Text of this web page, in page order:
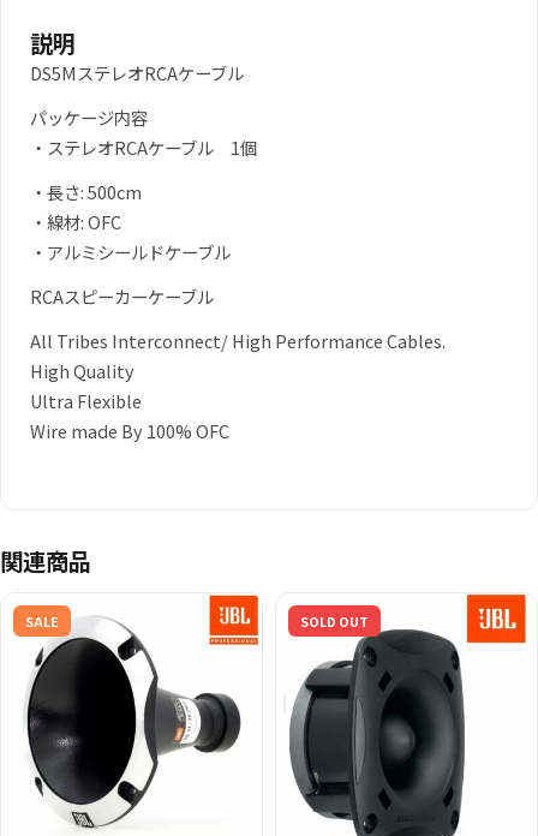
(500cm)
OFC
説明
DS5MステレオRCAケーブル
パッケージ内容
・ステレオRCAケーブル 1個
・長さ: 500cm
・線材: OFC
・アルミシールドケーブル
RCAスピーカーケーブル
All Tribes Interconnect/ High Performance Cables.
High Quality
Ultra Flexible
Wire made By 100% OFC
関連商品
SALE SOLD OUT